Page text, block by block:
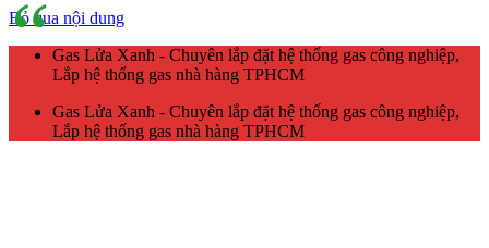
Bỏ qua nội dung
Gas Lửa Xanh - Chuyên lắp đặt hệ thống gas công nghiệp,
Lắp hệ thống gas nhà hàng TPHCM
Gas Lửa Xanh - Chuyên lắp đặt hệ thống gas công nghiệp,
Lắp hệ thống gas nhà hàng TPHCM